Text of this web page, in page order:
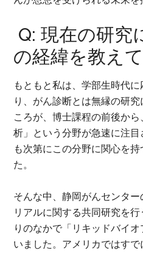
Q: 現在の研究
の経緯を教え
もともと私は、学部生時代
り、がん診断とは無縁の研
ころが、博士課程の前後か
析」という分野が急速に注
も次第にこの分野に関心を
た。
そんな中、静岡がんセンタ
リアルに関する共同研究を
りのなかで「リキッドバイ
いました。アメリカではす